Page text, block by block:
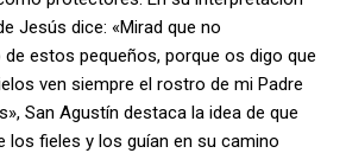
Jesús dice: «Mirad que no
estos pequeños, porque os digo que
ven siempre el rostro de mi Padre
San Agustín destaca la idea de que
los fieles y los guían en su camino